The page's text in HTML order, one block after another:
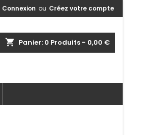
Connexion ou Créez votre compte
shopping_cart Panier: 0 Produits - 0,00 €